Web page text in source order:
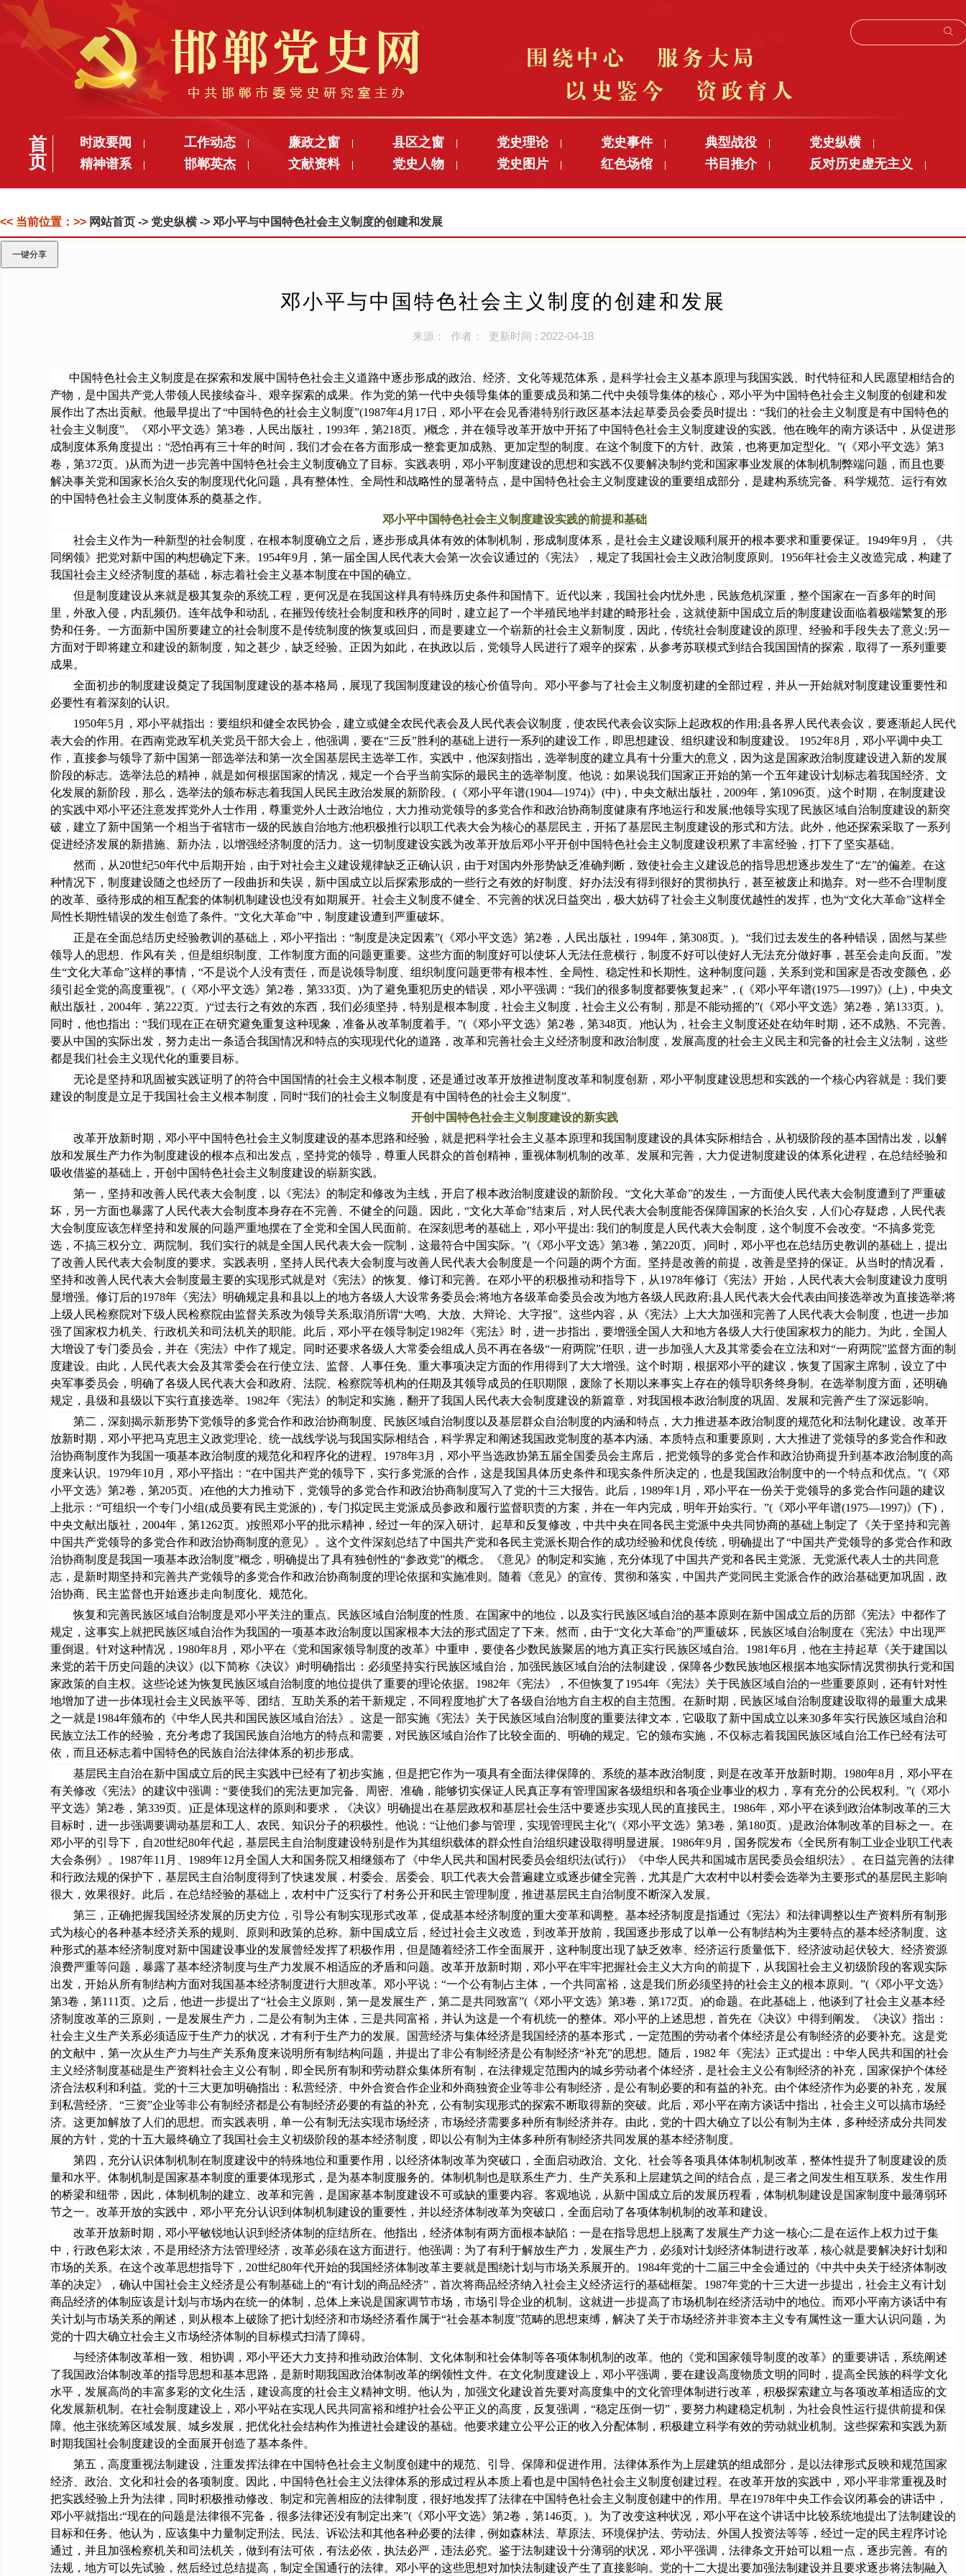
首
页
时政要闻 工作动态 廉政之窗 县区之窗 党史理论 党史事件 典型战役 党史纵横
精神谱系 邯郸英杰 文献资料 党史人物 党史图片 红色场馆 书目推介 反对历史虚无主义
<< 当前位置：>> 网站首页 -> 党史纵横 -> 邓小平与中国特色社会主义制度的创建和发展
一键分享
邓小平与中国特色社会主义制度的创建和发展
来源： 作者： 更新时间 : 2022-04-18
中国特色社会主义制度是在探索和发展中国特色社会主义道路中逐步形成的政治、经济、文化等规范体系，是科学社会主义基本原理与我国实践、时代特征和人民愿望相结合的
产物，是中国共产党人带领人民接续奋斗、艰辛探索的成果。作为党的第一代中央领导集体的重要成员和第二代中央领导集体的核心，邓小平为中国特色社会主义制度的创建和发
展作出了杰出贡献。他最早提出了“中国特色的社会主义制度”(1987年4月17日，邓小平在会见香港特别行政区基本法起草委员会委员时提出：“我们的社会主义制度是有中国特色的
社会主义制度”。《邓小平文选》第3卷，人民出版社，1993年，第218页。)概念，并在领导改革开放中开拓了中国特色社会主义制度建设的实践。他在晚年的南方谈话中，从促进形
成制度体系角度提出：“恐怕再有三十年的时间，我们才会在各方面形成一整套更加成熟、更加定型的制度。在这个制度下的方针、政策，也将更加定型化。”(《邓小平文选》第3
卷，第372页。)从而为进一步完善中国特色社会主义制度确立了目标。实践表明，邓小平制度建设的思想和实践不仅要解决制约党和国家事业发展的体制机制弊端问题，而且也要
解决事关党和国家长治久安的制度现代化问题，具有整体性、全局性和战略性的显著特点，是中国特色社会主义制度建设的重要组成部分，是建构系统完备、科学规范、运行有效
的中国特色社会主义制度体系的奠基之作。
邓小平中国特色社会主义制度建设实践的前提和基础
社会主义作为一种新型的社会制度，在根本制度确立之后，逐步形成具体有效的体制机制，形成制度体系，是社会主义建设顺利展开的根本要求和重要保证。1949年9月，《共
同纲领》把党对新中国的构想确定下来。1954年9月，第一届全国人民代表大会第一次会议通过的《宪法》，规定了我国社会主义政治制度原则。1956年社会主义改造完成，构建了
我国社会主义经济制度的基础，标志着社会主义基本制度在中国的确立。
但是制度建设从来就是极其复杂的系统工程，更何况是在我国这样具有特殊历史条件和国情下。近代以来，我国社会内忧外患，民族危机深重，整个国家在一百多年的时间
里，外敌入侵，内乱频仍。连年战争和动乱，在摧毁传统社会制度和秩序的同时，建立起了一个半殖民地半封建的畸形社会，这就使新中国成立后的制度建设面临着极端繁复的形
势和任务。一方面新中国所要建立的社会制度不是传统制度的恢复或回归，而是要建立一个崭新的社会主义新制度，因此，传统社会制度建设的原理、经验和手段失去了意义;另一
方面对于即将建立和建设的新制度，知之甚少，缺乏经验。正因为如此，在执政以后，党领导人民进行了艰辛的探索，从参考苏联模式到结合我国国情的探索，取得了一系列重要
成果。
全面初步的制度建设奠定了我国制度建设的基本格局，展现了我国制度建设的核心价值导向。邓小平参与了社会主义制度初建的全部过程，并从一开始就对制度建设重要性和
必要性有着深刻的认识。
1950年5月，邓小平就指出：要组织和健全农民协会，建立或健全农民代表会及人民代表会议制度，使农民代表会议实际上起政权的作用;县各界人民代表会议，要逐渐起人民代
表大会的作用。在西南党政军机关党员干部大会上，他强调，要在“三反”胜利的基础上进行一系列的建设工作，即思想建设、组织建设和制度建设。 1952年8月，邓小平调中央工
作，直接参与领导了新中国第一部选举法和第一次全国基层民主选举工作。实践中，他深刻指出，选举制度的建立具有十分重大的意义，因为这是国家政治制度建设进入新的发展
阶段的标志。选举法总的精神，就是如何根据国家的情况，规定一个合乎当前实际的最民主的选举制度。他说：如果说我们国家正开始的第一个五年建设计划标志着我国经济、文
化发展的新阶段，那么，选举法的颁布标志着我国人民民主政治发展的新阶段。(《邓小平年谱(1904—1974)》(中)，中央文献出版社，2009年，第1096页。)这个时期，在制度建设
的实践中邓小平还注意发挥党外人士作用，尊重党外人士政治地位，大力推动党领导的多党合作和政治协商制度健康有序地运行和发展;他领导实现了民族区域自治制度建设的新突
破，建立了新中国第一个相当于省辖市一级的民族自治地方;他积极推行以职工代表大会为核心的基层民主，开拓了基层民主制度建设的形式和方法。此外，他还探索采取了一系列
促进经济发展的新措施、新办法，以增强经济制度的活力。这一切制度建设实践为改革开放后邓小平开创中国特色社会主义制度建设积累了丰富经验，打下了坚实基础。
然而，从20世纪50年代中后期开始，由于对社会主义建设规律缺乏正确认识，由于对国内外形势缺乏准确判断，致使社会主义建设总的指导思想逐步发生了“左”的偏差。在这
种情况下，制度建设随之也经历了一段曲折和失误，新中国成立以后探索形成的一些行之有效的好制度、好办法没有得到很好的贯彻执行，甚至被废止和抛弃。对一些不合理制度
的改革、亟待形成的相互配套的体制机制建设也没有如期展开。社会主义制度不健全、不完善的状况日益突出，极大妨碍了社会主义制度优越性的发挥，也为“文化大革命”这样全
局性长期性错误的发生创造了条件。“文化大革命”中，制度建设遭到严重破坏。
正是在全面总结历史经验教训的基础上，邓小平指出：“制度是决定因素”(《邓小平文选》第2卷，人民出版社，1994年，第308页。)。“我们过去发生的各种错误，固然与某些
领导人的思想、作风有关，但是组织制度、工作制度方面的问题更重要。这些方面的制度好可以使坏人无法任意横行，制度不好可以使好人无法充分做好事，甚至会走向反面。”发
生“文化大革命”这样的事情，“不是说个人没有责任，而是说领导制度、组织制度问题更带有根本性、全局性、稳定性和长期性。这种制度问题，关系到党和国家是否改变颜色，必
须引起全党的高度重视”。(《邓小平文选》第2卷，第333页。)为了避免重犯历史的错误，邓小平强调：“我们的很多制度都要恢复起来”，(《邓小平年谱(1975—1997)》(上)，中央文
献出版社，2004年，第222页。)“过去行之有效的东西，我们必须坚持，特别是根本制度，社会主义制度，社会主义公有制，那是不能动摇的”(《邓小平文选》第2卷，第133页。)。
同时，他也指出：“我们现在正在研究避免重复这种现象，准备从改革制度着手。”(《邓小平文选》第2卷，第348页。)他认为，社会主义制度还处在幼年时期，还不成熟、不完善。
要从中国的实际出发，努力走出一条适合我国情况和特点的实现现代化的道路，改革和完善社会主义经济制度和政治制度，发展高度的社会主义民主和完备的社会主义法制，这些
都是我们社会主义现代化的重要目标。
无论是坚持和巩固被实践证明了的符合中国国情的社会主义根本制度，还是通过改革开放推进制度改革和制度创新，邓小平制度建设思想和实践的一个核心内容就是：我们要
建设的制度是立足于我国社会主义根本制度，同时“我们的社会主义制度是有中国特色的社会主义制度”。
开创中国特色社会主义制度建设的新实践
改革开放新时期，邓小平中国特色社会主义制度建设的基本思路和经验，就是把科学社会主义基本原理和我国制度建设的具体实际相结合，从初级阶段的基本国情出发，以解
放和发展生产力作为制度建设的根本点和出发点，坚持党的领导，尊重人民群众的首创精神，重视体制机制的改革、发展和完善，大力促进制度建设的体系化进程，在总结经验和
吸收借鉴的基础上，开创中国特色社会主义制度建设的崭新实践。
第一，坚持和改善人民代表大会制度，以《宪法》的制定和修改为主线，开启了根本政治制度建设的新阶段。“文化大革命”的发生，一方面使人民代表大会制度遭到了严重破
坏，另一方面也暴露了人民代表大会制度本身存在不完善、不健全的问题。因此，“文化大革命”结束后，对人民代表大会制度能否保障国家的长治久安，人们心存疑虑，人民代表
大会制度应该怎样坚持和发展的问题严重地摆在了全党和全国人民面前。在深刻思考的基础上，邓小平提出: 我们的制度是人民代表大会制度，这个制度不会改变。“不搞多党竞
选，不搞三权分立、两院制。我们实行的就是全国人民代表大会一院制，这最符合中国实际。”(《邓小平文选》第3卷，第220页。)同时，邓小平也在总结历史教训的基础上，提出
了改善人民代表大会制度的要求。实践表明，坚持人民代表大会制度与改善人民代表大会制度是一个问题的两个方面。坚持是改善的前提，改善是坚持的保证。从当时的情况看，
坚持和改善人民代表大会制度最主要的实现形式就是对《宪法》的恢复、修订和完善。在邓小平的积极推动和指导下，从1978年修订《宪法》开始，人民代表大会制度建设力度明
显增强。修订后的1978年《宪法》明确规定县和县以上的地方各级人大设常务委员会;将地方各级革命委员会改为地方各级人民政府;县人民代表大会代表由间接选举改为直接选举;将
上级人民检察院对下级人民检察院由监督关系改为领导关系;取消所谓“大鸣、大放、大辩论、大字报”。这些内容，从《宪法》上大大加强和完善了人民代表大会制度，也进一步加
强了国家权力机关、行政机关和司法机关的职能。此后，邓小平在领导制定1982年《宪法》时，进一步指出，要增强全国人大和地方各级人大行使国家权力的能力。为此，全国人
大增设了专门委员会，并在《宪法》中作了规定。同时还要求各级人大常委会组成人员不再在各级“一府两院”任职，进一步加强人大及其常委会在立法和对“一府两院”监督方面的制
度建设。由此，人民代表大会及其常委会在行使立法、监督、人事任免、重大事项决定方面的作用得到了大大增强。这个时期，根据邓小平的建议，恢复了国家主席制，设立了中
央军事委员会，明确了各级人民代表大会和政府、法院、检察院等机构的任期及其领导成员的任职期限，废除了长期以来事实上存在的领导职务终身制。在选举制度方面，还明确
规定，县级和县级以下实行直接选举。1982年《宪法》的制定和实施，翻开了我国人民代表大会制度建设的新篇章，对我国根本政治制度的巩固、发展和完善产生了深远影响。
第二，深刻揭示新形势下党领导的多党合作和政治协商制度、民族区域自治制度以及基层群众自治制度的内涵和特点，大力推进基本政治制度的规范化和法制化建设。改革开
放新时期，邓小平把马克思主义政党理论、统一战线学说与我国实际相结合，科学界定和阐述我国政党制度的基本内涵、本质特点和重要原则，大大推进了党领导的多党合作和政
治协商制度作为我国一项基本政治制度的规范化和程序化的进程。1978年3月，邓小平当选政协第五届全国委员会主席后，把党领导的多党合作和政治协商提升到基本政治制度的高
度来认识。1979年10月，邓小平指出：“在中国共产党的领导下，实行多党派的合作，这是我国具体历史条件和现实条件所决定的，也是我国政治制度中的一个特点和优点。”(《邓
小平文选》第2卷，第205页。)在他的大力推动下，党领导的多党合作和政治协商制度写入了党的十三大报告。此后，1989年1月，邓小平在一份关于党领导的多党合作问题的建议
上批示：“可组织一个专门小组(成员要有民主党派的)，专门拟定民主党派成员参政和履行监督职责的方案，并在一年内完成，明年开始实行。”(《邓小平年谱(1975—1997)》(下)，
中央文献出版社，2004年，第1262页。)按照邓小平的批示精神，经过一年的深入研讨、起草和反复修改，中共中央在同各民主党派中央共同协商的基础上制定了《关于坚持和完善
中国共产党领导的多党合作和政治协商制度的意见》。这个文件深刻总结了中国共产党和各民主党派长期合作的成功经验和优良传统，明确提出了“中国共产党领导的多党合作和政
治协商制度是我国一项基本政治制度”概念，明确提出了具有独创性的“参政党”的概念。《意见》的制定和实施，充分体现了中国共产党和各民主党派、无党派代表人士的共同意
志，是新时期坚持和完善共产党领导的多党合作和政治协商制度的理论依据和实施准则。随着《意见》的宣传、贯彻和落实，中国共产党同民主党派合作的政治基础更加巩固，政
治协商、民主监督也开始逐步走向制度化、规范化。
恢复和完善民族区域自治制度是邓小平关注的重点。民族区域自治制度的性质、在国家中的地位，以及实行民族区域自治的基本原则在新中国成立后的历部《宪法》中都作了
规定，这事实上就把民族区域自治作为我国的一项基本政治制度以国家根本大法的形式固定了下来。然而，由于“文化大革命”的严重破坏，民族区域自治制度在《宪法》中出现严
重倒退。针对这种情况，1980年8月，邓小平在《党和国家领导制度的改革》中重申，要使各少数民族聚居的地方真正实行民族区域自治。1981年6月，他在主持起草《关于建国以
来党的若干历史问题的决议》(以下简称《决议》)时明确指出：必须坚持实行民族区域自治，加强民族区域自治的法制建设，保障各少数民族地区根据本地实际情况贯彻执行党和国
家政策的自主权。这些论述为恢复民族区域自治制度的地位提供了重要的理论依据。1982年《宪法》，不但恢复了1954年《宪法》关于民族区域自治的一些重要原则，还有针对性
地增加了进一步体现社会主义民族平等、团结、互助关系的若干新规定，不同程度地扩大了各级自治地方自主权的自主范围。在新时期，民族区域自治制度建设取得的最重大成果
之一就是1984年颁布的《中华人民共和国民族区域自治法》。这是一部实施《宪法》关于民族区域自治制度的重要法律文本，它吸取了新中国成立以来30多年实行民族区域自治和
民族立法工作的经验，充分考虑了我国民族自治地方的特点和需要，对民族区域自治作了比较全面的、明确的规定。它的颁布实施，不仅标志着我国民族区域自治工作已经有法可
依，而且还标志着中国特色的民族自治法律体系的初步形成。
基层民主自治在新中国成立后的民主实践中已经有了初步实施，但是把它作为一项具有全面法律保障的、系统的基本政治制度，则是在改革开放新时期。1980年8月，邓小平在
有关修改《宪法》的建议中强调：“要使我们的宪法更加完备、周密、准确，能够切实保证人民真正享有管理国家各级组织和各项企业事业的权力，享有充分的公民权利。”(《邓小
平文选》第2卷，第339页。)正是体现这样的原则和要求，《决议》明确提出在基层政权和基层社会生活中要逐步实现人民的直接民主。1986年，邓小平在谈到政治体制改革的三大
目标时，进一步强调要调动基层和工人、农民、知识分子的积极性。他说：“让他们参与管理，实现管理民主化”(《邓小平文选》第3卷，第180页。)是政治体制改革的目标之一。在
邓小平的引导下，自20世纪80年代起，基层民主自治制度建设特别是作为其组织载体的群众性自治组织建设取得明显进展。1986年9月，国务院发布《全民所有制工业企业职工代表
大会条例》。1987年11月、1989年12月全国人大和国务院又相继颁布了《中华人民共和国村民委员会组织法(试行)》《中华人民共和国城市居民委员会组织法》。在日益完善的法律
和行政法规的保护下，基层民主自治制度得到了快速发展，村委会、居委会、职工代表大会普遍建立或逐步健全完善，尤其是广大农村中以村委会选举为主要形式的基层民主影响
很大，效果很好。此后，在总结经验的基础上，农村中广泛实行了村务公开和民主管理制度，推进基层民主自治制度不断深入发展。
第三，正确把握我国经济发展的历史方位，引导公有制实现形式改革，促成基本经济制度的重大变革和调整。基本经济制度是指通过《宪法》和法律调整以生产资料所有制形
式为核心的各种基本经济关系的规则、原则和政策的总称。新中国成立后，经过社会主义改造，到改革开放前，我国逐步形成了以单一公有制结构为主要特点的基本经济制度。这
种形式的基本经济制度对新中国建设事业的发展曾经发挥了积极作用，但是随着经济工作全面展开，这种制度出现了缺乏效率、经济运行质量低下、经济波动起伏较大、经济资源
浪费严重等问题，暴露了基本经济制度与生产力发展不相适应的矛盾和问题。改革开放新时期，邓小平在牢牢把握社会主义大方向的前提下，从我国社会主义初级阶段的客观实际
出发，开始从所有制结构方面对我国基本经济制度进行大胆改革。邓小平说：“一个公有制占主体，一个共同富裕，这是我们所必须坚持的社会主义的根本原则。”(《邓小平文选》
第3卷，第111页。)之后，他进一步提出了“社会主义原则，第一是发展生产，第二是共同致富”(《邓小平文选》第3卷，第172页。)的命题。在此基础上，他谈到了社会主义基本经
济制度改革的三原则，一是发展生产力，二是公有制为主体，三是共同富裕，并认为这是一个有机统一的整体。邓小平的上述思想，首先在《决议》中得到阐发。《决议》指出：
社会主义生产关系必须适应于生产力的状况，才有利于生产力的发展。国营经济与集体经济是我国经济的基本形式，一定范围的劳动者个体经济是公有制经济的必要补充。这是党
的文献中，第一次从生产力与生产关系角度来说明所有制结构问题，并提出了非公有制经济是公有制经济“补充”的思想。随后，1982 年《宪法》正式提出：中华人民共和国的社会
主义经济制度基础是生产资料社会主义公有制，即全民所有制和劳动群众集体所有制，在法律规定范围内的城乡劳动者个体经济，是社会主义公有制经济的补充，国家保护个体经
济合法权利和利益。党的十三大更加明确指出：私营经济、中外合资合作企业和外商独资企业等非公有制经济，是公有制必要的和有益的补充。由个体经济作为必要的补充，发展
到私营经济、“三资”企业等非公有制经济都是公有制经济必要的有益的补充，公有制实现形式的探索不断取得新的突破。此后，邓小平在南方谈话中指出，社会主义可以搞市场经
济。这更加解放了人们的思想。而实践表明，单一公有制无法实现市场经济，市场经济需要多种所有制经济并存。由此，党的十四大确立了以公有制为主体，多种经济成分共同发
展的方针，党的十五大最终确立了我国社会主义初级阶段的基本经济制度，即以公有制为主体多种所有制经济共同发展的基本经济制度。
第四，充分认识体制机制在制度建设中的特殊地位和重要作用，以经济体制改革为突破口，全面启动政治、文化、社会等各项具体体制机制改革，整体性提升了制度建设的质
量和水平。体制机制是国家基本制度的重要体现形式，是为基本制度服务的。体制机制也是联系生产力、生产关系和上层建筑之间的结合点，是三者之间发生相互联系、发生作用
的桥梁和纽带，因此，体制机制的建立、改革和完善，是国家基本制度建设不可或缺的重要内容。客观地说，从新中国成立后的发展历程看，体制机制建设是国家制度中最薄弱环
节之一。改革开放的实践中，邓小平充分认识到体制机制建设的重要性，并以经济体制改革为突破口，全面启动了各项体制机制的改革和建设。
改革开放新时期，邓小平敏锐地认识到经济体制的症结所在。他指出，经济体制有两方面根本缺陷：一是在指导思想上脱离了发展生产力这一核心;二是在运作上权力过于集
中，行政色彩太浓，不是用经济方法管理经济，改革必须在这方面进行。他强调：为了有利于解放生产力，发展生产力，必须对计划经济体制进行改革，核心就是要解决好计划和
市场的关系。在这个改革思想指导下，20世纪80年代开始的我国经济体制改革主要就是围绕计划与市场关系展开的。1984年党的十二届三中全会通过的《中共中央关于经济体制改
革的决定》，确认中国社会主义经济是公有制基础上的“有计划的商品经济”，首次将商品经济纳入社会主义经济运行的基础框架。1987年党的十三大进一步提出，社会主义有计划
商品经济的体制应该是计划与市场内在统一的体制，总体上来说是国家调节市场，市场引导企业的机制。这就进一步提高了市场机制在经济活动中的地位。而邓小平南方谈话中有
关计划与市场关系的阐述，则从根本上破除了把计划经济和市场经济看作属于“社会基本制度”范畴的思想束缚，解决了关于市场经济并非资本主义专有属性这一重大认识问题，为
党的十四大确立社会主义市场经济体制的目标模式扫清了障碍。
与经济体制改革相一致、相协调，邓小平还大力支持和推动政治体制、文化体制和社会体制等各项体制机制的改革。他的《党和国家领导制度的改革》的重要讲话，系统阐述
了我国政治体制改革的指导思想和基本思路，是新时期我国政治体制改革的纲领性文件。在文化制度建设上，邓小平强调，要在建设高度物质文明的同时，提高全民族的科学文化
水平，发展高尚的丰富多彩的文化生活，建设高度的社会主义精神文明。他认为，加强文化建设首先要对高度集中的文化管理体制进行改革，积极探索建立与各项改革相适应的文
化发展新机制。在社会制度建设上，邓小平站在实现人民共同富裕和维护社会公平正义的高度，反复强调，“稳定压倒一切”，要努力构建稳定机制，为社会良性运行提供前提和保
障。他主张统筹区域发展、城乡发展，把优化社会结构作为推进社会建设的基础。他要求建立公平公正的收入分配体制，积极建立科学有效的劳动就业机制。这些探索和实践为新
时期我国社会制度建设的全面展开创造了基本条件。
第五，高度重视法制建设，注重发挥法律在中国特色社会主义制度创建中的规范、引导、保障和促进作用。法律体系作为上层建筑的组成部分，是以法律形式反映和规范国家
经济、政治、文化和社会的各项制度。因此，中国特色社会主义法律体系的形成过程从本质上看也是中国特色社会主义制度创建过程。在改革开放的实践中，邓小平非常重视及时
把实践经验上升为法律，同时积极推动修改、制定和完善相应的法律制度，很好地发挥了法律在中国特色社会主义制度创建中的作用。早在1978年中央工作会议闭幕会的讲话中，
邓小平就指出:“现在的问题是法律很不完备，很多法律还没有制定出来”(《邓小平文选》第2卷，第146页。)。为了改变这种状况，邓小平在这个讲话中比较系统地提出了法制建设的
目标和任务。他认为，应该集中力量制定刑法、民法、诉讼法和其他各种必要的法律，例如森林法、草原法、环境保护法、劳动法、外国人投资法等等，经过一定的民主程序讨论
通过，并且加强检察机关和司法机关，做到有法可依，有法必依，执法必严，违法必究。鉴于法制建设十分薄弱的状况，邓小平强调，法律条文开始可以粗一点，逐步完善。有的
法规，地方可以先试验，然后经过总结提高，制定全国通行的法律。邓小平的这些思想对加快法制建设产生了直接影响。党的十二大提出要加强法制建设并且要求逐步将法制融入